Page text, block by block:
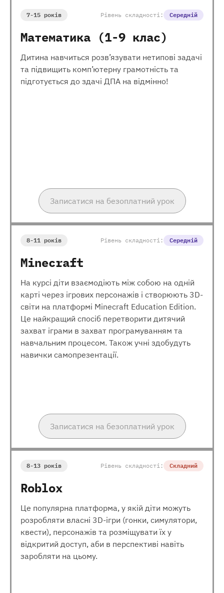
7-15 років Рівень складності: Середній
Математика (1-9 клас)
Дитина навчиться розв’язувати нетипові задачі
та підвищить комп’ютерну грамотність та
підготується до здачі ДПА на відмінно!
Записатися на безоплатний урок
8-11 років Рівень складності: Середній
Minecraft
На курсі діти взаємодіють між собою на одній
карті через ігрових персонажів і створюють 3D-
світи на платформі Minecraft Education Edition.
Це найкращий спосіб перетворити дитячий
захват іграми в захват програмуванням та
навчальним процесом. Також учні здобудуть
навички самопрезентації.
Записатися на безоплатний урок
8-13 років Рівень складності: Складний
Roblox
Це популярна платформа, у якій діти можуть
розробляти власні 3D-ігри (гонки, симулятори,
квести), персонажів та розміщувати їх у
відкритий доступ, аби в перспективі навіть
заробляти на цьому.